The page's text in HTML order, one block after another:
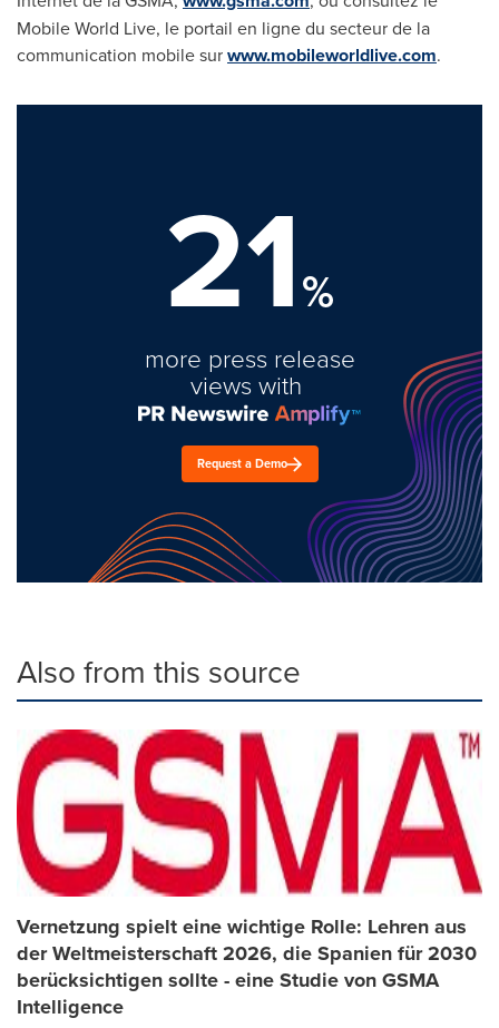
Mobile World Live, le portail en ligne du secteur de la
communication mobile surwww.mobileworldlive.com.
21%
more press release
views with
Request a Demo
Also from this source
Vernetzung spielt eine wichtige Rolle: Lehren aus
der Weltmeisterschaft 2026, die Spanien für 2030
berücksichtigen sollte - eine Studie von GSMA
Intelligence